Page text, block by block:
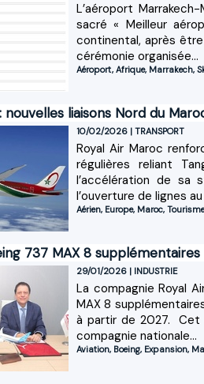
L’aéroport
sacré « Meilleur
continental, après
cérémonie organisée...
Aéroport, Afrique, Marrakech,
nouvelles liaisons Nord du
10/02/2026 | TRANSPORT
Royal Air Maroc
régulières reliant
l’accélération de sa
l’ouverture de lignes
Aérien, Europe, Maroc, Tourisme
737 MAX 8
29/01/2026 | INDUSTRIE
La compagnie Royal
MAX 8
à partir de 2027. Cet
compagnie nationale...
Aviation, Boeing, Expansion,